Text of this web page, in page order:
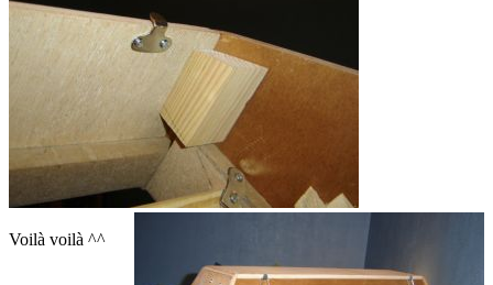
Voilà voilà ^^